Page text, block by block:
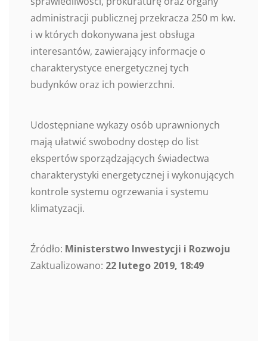
administracji publicznej przekracza 250 m kw.
i w których dokonywana jest obsługa
interesantów, zawierający informacje o
charakterystyce energetycznej tych
budynków oraz ich powierzchni.
Udostępniane wykazy osób uprawnionych
mają ułatwić swobodny dostęp do list
ekspertów sporządzających świadectwa
charakterystyki energetycznej i wykonujących
kontrole systemu ogrzewania i systemu
klimatyzacji.
Źródło: Ministerstwo Inwestycji i Rozwoju
Zaktualizowano: 22 lutego 2019, 18:49